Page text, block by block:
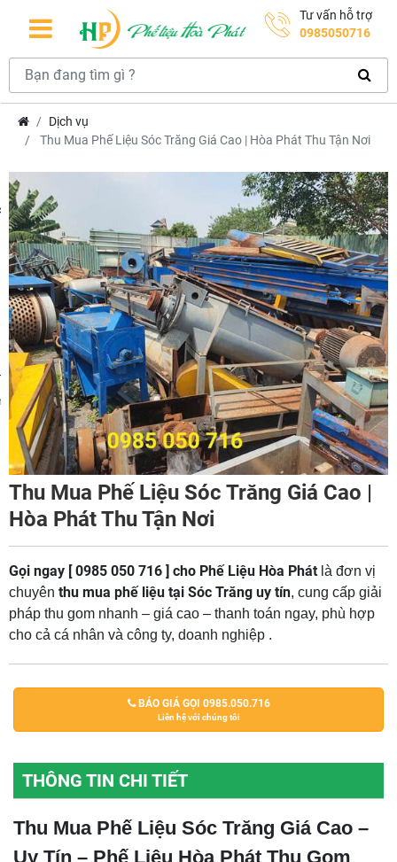
Tư vấn hỗ trợ
0985050716
Dịch vụ
Thu Mua Phế Liệu Sóc Trăng Giá Cao | Hòa Phát Thu Tận Nơi
Thu Mua Phế Liệu Sóc Trăng Giá Cao |
Hòa Phát Thu Tận Nơi
Gọi ngay [ 0985 050 716 ] cho Phế Liệu Hòa Phát là đơn vị
chuyên thu mua phế liệu tại Sóc Trăng uy tín, cung cấp giải
pháp thu gom nhanh – giá cao – thanh toán ngay, phù hợp
cho cả cá nhân và công ty, doanh nghiệp .
BÁO GIÁ GỌI 0985.050.716
Liên hệ với chúng tôi
THÔNG TIN CHI TIẾT
Thu Mua Phế Liệu Sóc Trăng Giá Cao –
Uy Tín – Phế Liệu Hòa Phát Thu Gom